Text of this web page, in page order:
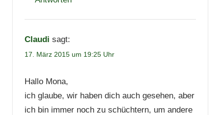
Claudi sagt:
17. März 2015 um 19:25 Uhr
Hallo Mona,
ich glaube, wir haben dich auch gesehen, aber
ich bin immer noch zu schüchtern, um andere